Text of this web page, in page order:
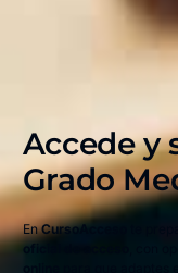
Accede y
Grado
EnCursoAcceso
oficial de acceso